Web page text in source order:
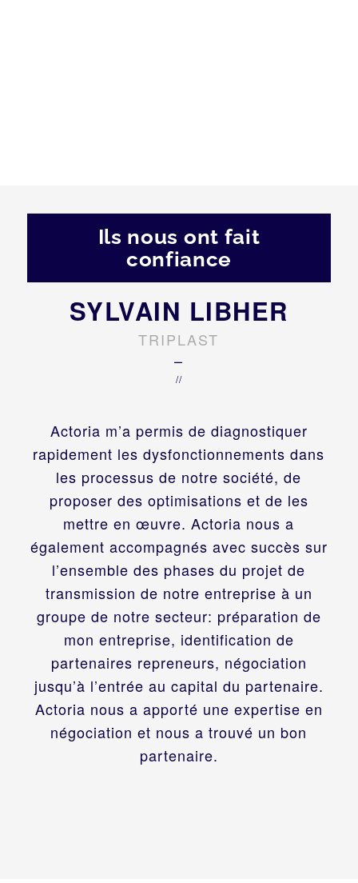
Ils nous ont fait
confiance
Actoria m’a permis de diagnostiquer
rapidement les dysfonctionnements dans
les processus de notre société, de
proposer des optimisations et de les
mettre en œuvre. Actoria nous a
également accompagnés avec succès sur
l’ensemble des phases du projet de
transmission de notre entreprise à un
groupe de notre secteur: préparation de
mon entreprise, identification de
partenaires repreneurs, négociation
jusqu’à l’entrée au capital du partenaire.
Actoria nous a apporté une expertise en
négociation et nous a trouvé un bon
partenaire.
SYLVAIN LIBHER
TRIPLAST
–
//